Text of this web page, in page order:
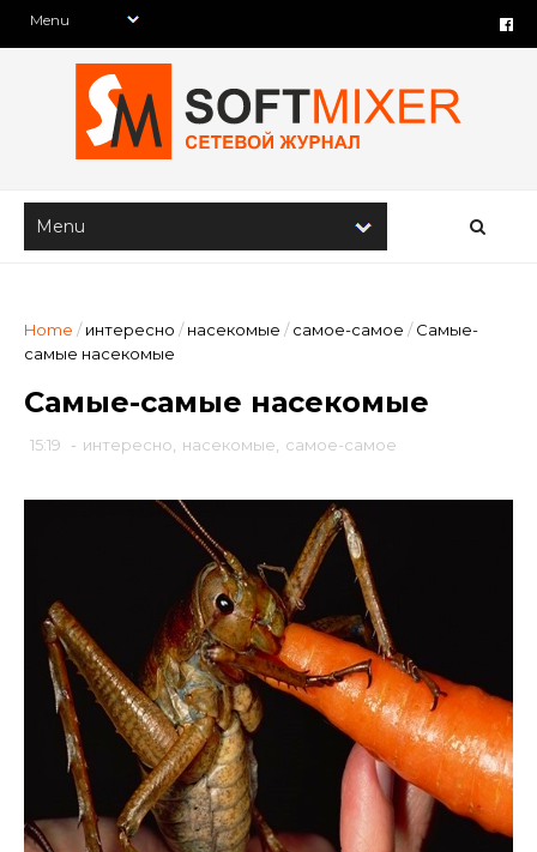
Home / интересно / насекомые / самое-самое / Самые-
самые насекомые
Самые-самые насекомые
15:19 - интересно насекомые самое-самое